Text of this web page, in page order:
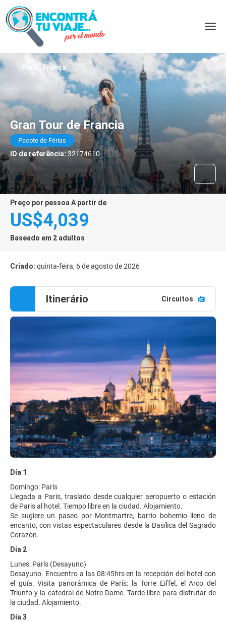
Gran Tour de Francia
Pacote de Férias
ID de referência: 32174610
Paris, França
preço por pessoa A partir de
US$4,039
Baseado em 2 adultos
Criado: quinta-feira, 6 de agosto de 2026
Itinerário Circuitos
Día 1
Domingo: París
Llegada a Paris, traslado desde cualquier aeropuerto o estación
de Paris al hotel. Tiempo libre en la ciudad. Alojamiento.
Se sugiere un paseo por Montmartre, barrio bohemio lleno de
encanto, con vistas espectaculares desde la Basílica del Sagrado
Corazón.
Día 2
Lunes: París (Desayuno)
Desayuno. Encuentro a las 08:45hrs en la recepción del hotel con
el guía. Visita panorámica de París: la Torre Eiffel, el Arco del
Triunfo y la catedral de Notre Dame. Tarde libre para disfrutar de
la ciudad. Alojamiento.
Día 3